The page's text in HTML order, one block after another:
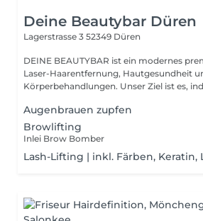
Deine Beautybar Düren
Lagerstrasse 3 52349 Düren
DEINE BEAUTYBAR ist ein modernes
Laser-Haarentfernung, Hautgesundheit
Körperbehandlungen. Unser Ziel ist es,
Augenbrauen zupfen
Browlifting
Inlei Brow Bomber
Lash-Lifting | inkl. Färben, Keratin,